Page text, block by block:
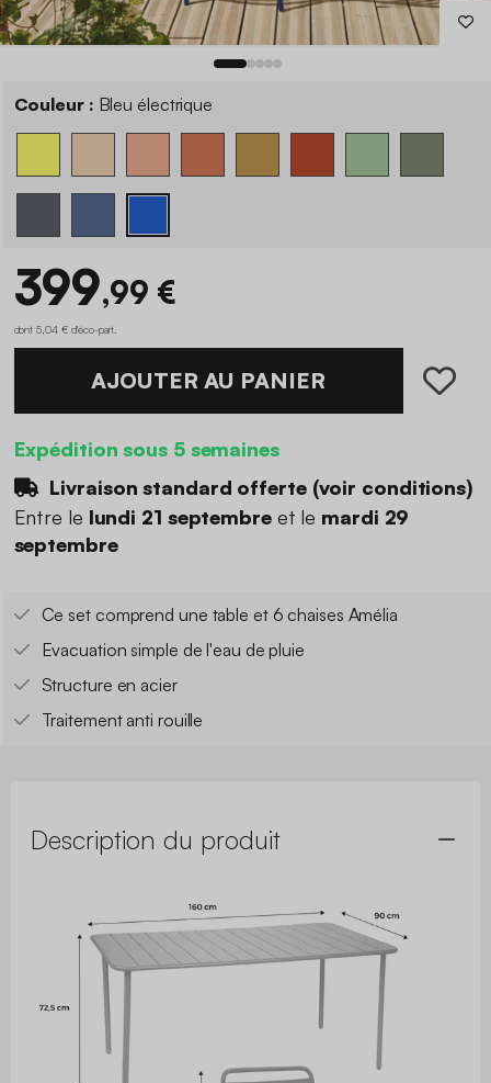
Couleur : Bleu électrique
399,99 €
dont 5,04 € d'éco-part
AJOUTER AU PANIER
Expédition sous 5 semaines
Livraison standard offerte (voir conditions)
Entre le lundi 21 septembreet le mardi 29
septembre
Ce set comprend une table et 6 chaises Amélia
Evacuation simple de l'eau de pluie
Structure en acier
Traitement anti rouille
Description du produit